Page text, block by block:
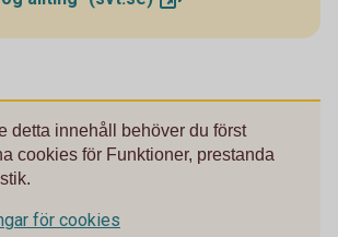
detta innehåll behöver du först
cookies för Funktioner, prestanda
för cookies